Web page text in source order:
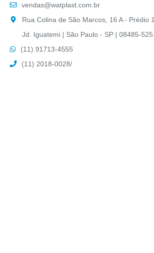
vendas@watplast.com.br
Rua Colina de São Marcos, 16 A - Prédio 1
Jd. Iguatemi | São Paulo - SP | 08485-525
(11) 91713-4555
(11) 2018-0028/